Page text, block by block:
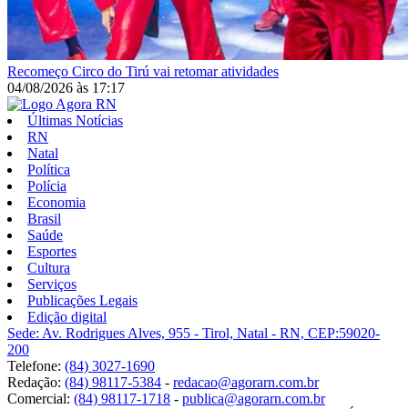
Recomeço Circo do Tirú vai retomar atividades
04/08/2026 às 17:17
Últimas Notícias
RN
Natal
Política
Polícia
Economia
Brasil
Saúde
Esportes
Cultura
Serviços
Publicações Legais
Edição digital
Sede: Av. Rodrigues Alves, 955 - Tirol, Natal - RN, CEP:59020-
200
Telefone: (84) 3027-1690
Redação: (84) 98117-5384 - redacao@agorarn.com.br
Comercial: (84) 98117-1718 - publica@agorarn.com.br